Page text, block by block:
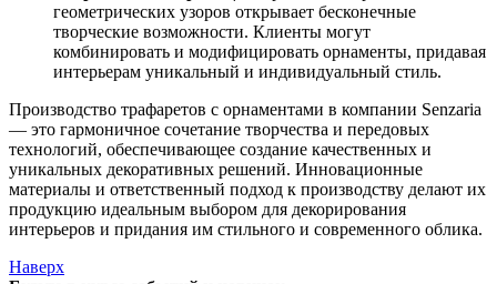
геометрических узоров открывает бесконечные
творческие возможности. Клиенты могут
комбинировать и модифицировать орнаменты, придавая
интерьерам уникальный и индивидуальный стиль.
Производство трафаретов с орнаментами в компании Senzaria
— это гармоничное сочетание творчества и передовых
технологий, обеспечивающее создание качественных и
уникальных декоративных решений. Инновационные
материалы и ответственный подход к производству делают их
продукцию идеальным выбором для декорирования
интерьеров и придания им стильного и современного облика.
Наверх